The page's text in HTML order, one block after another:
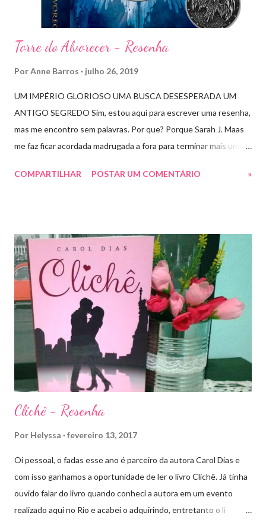
Torre do Alvorecer - Resenha
PorAnne Barros julho 26, 2019
UM IMPÉRIO GLORIOSO UMA BUSCA DESESPERADA UM
ANTIGO SEGREDO Sim, estou aqui para escrever uma resenha,
mas me encontro sem palavras. Por que? Porque Sarah J. Maas
me faz ficar acordada madrugada a fora para terminar mais um
romance da Saga Trono de Vidro que ocorre simultaneamente
todos meio atordoados com tudo que Dorian e Aelin fizeram e,
principalmente, descobriram sobre o Pai do Príncipe, agora Rei
de Ardalan. Todos têm uma missão nessa guerra mesmo que
ainda um pouco indefinida. Aelin deixa Ardalan nas mãos de seu
Rei e segue com sua corte para casa, para finalmente rever seu
lar, Terrasen. Com um novo rei no trono, Chaol Westfall passa a
ser Mão do Rei de Ardalan, e Nesryn Faliq a nova Capitã da
Guarda. Entret...
COMPARTILHAR POSTAR UM COMENTÁRIO »
Clichê - Resenha
Por Helyssa fevereiro 13, 2017
Oi pessoal, o fadas esse ano é parceiro da autora Carol Dias e
com isso ganhamos a oportunidade de ler o livro Clichê. Já tinha
ouvido falar do livro quando conheci a autora em um evento
realizado aqui no Rio e acabei o adquirindo, entretanto o li